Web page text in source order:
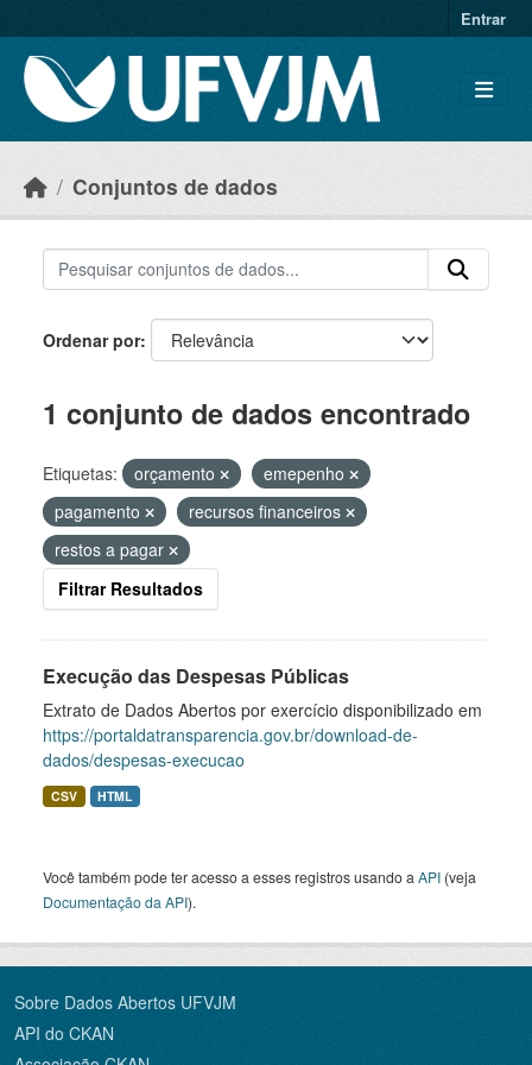
Entrar
Conjuntos de dados
Ordenar por
1 conjunto de dados encontrado
Etiquetas: orçamento
emepenho
pagamento
recursos financeiros
restos a pagar
Filtrar Resultados
Execução das Despesas Públicas
Extrato de Dados Abertos por exercício disponibilizado em
https://portaldatransparencia.gov.br/download-de-
dados/despesas-execucao
CSV HTML
Você também pode ter acesso a esses registros usando a API (veja
Documentação da API).
Sobre Dados Abertos UFVJM
API do CKAN